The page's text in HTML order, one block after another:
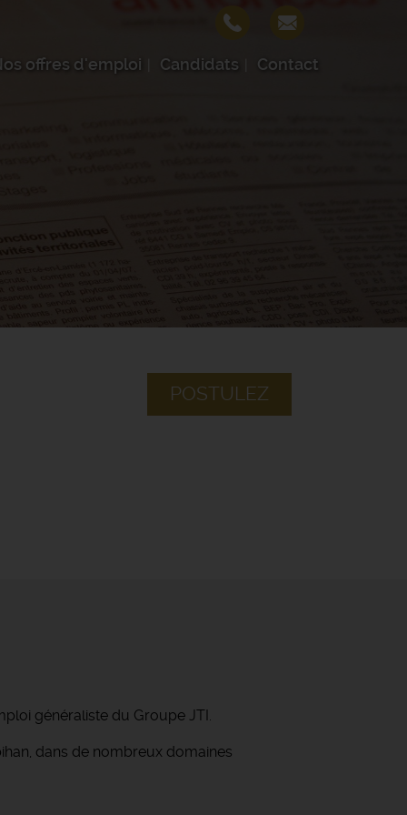
offres d'emploi Candidats Contact
POSTULEZ
généraliste du Groupe JTI.
dans de nombreux domaines